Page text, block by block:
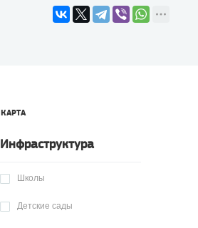
КАРТА
Инфраструктура
Школы
Детские сады